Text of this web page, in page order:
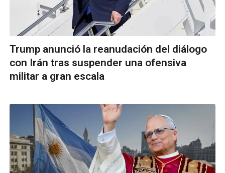
Trump anunció la reanudación del diálogo
con Irán tras suspender una ofensiva
militar a gran escala